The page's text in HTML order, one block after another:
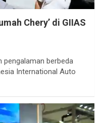
Chery’ di GIIAS
pengalaman berbeda
International Auto